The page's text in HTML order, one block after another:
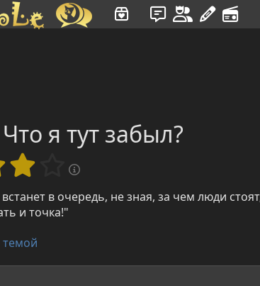
я тут забыл?
встанет в очередь, не зная, за чем люди
и точка!"
темой